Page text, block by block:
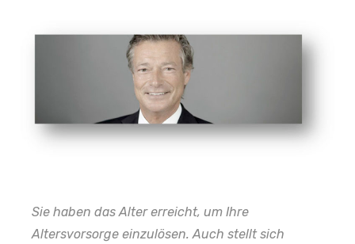
Sie haben das Alter erreicht, um Ihre
Altersvorsorge einzulösen. Auch stellt sich